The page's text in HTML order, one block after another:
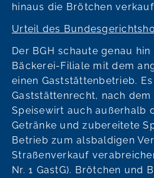
hinaus die Brötchen
Urteil des
Der BGH schaute genau
Bäckerei-Filiale mit dem
einen Gaststättenbetrieb.
Gaststättenrecht, nach
Speisewirt auch außerhalb
Getränke und zubereitete
Betrieb zum alsbaldigen
Straßenverkauf
Nr. 1 GastG). Brötchen und